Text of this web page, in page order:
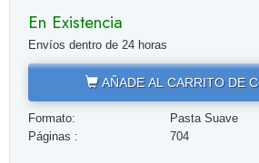
En Existencia
Envíos dentro de 24 horas
AÑADE AL CARRITO DE
Formato:
Pasta Suave
Páginas :
704